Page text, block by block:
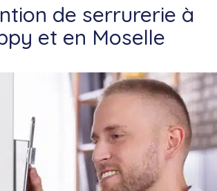
de serrurerie à
et en Moselle